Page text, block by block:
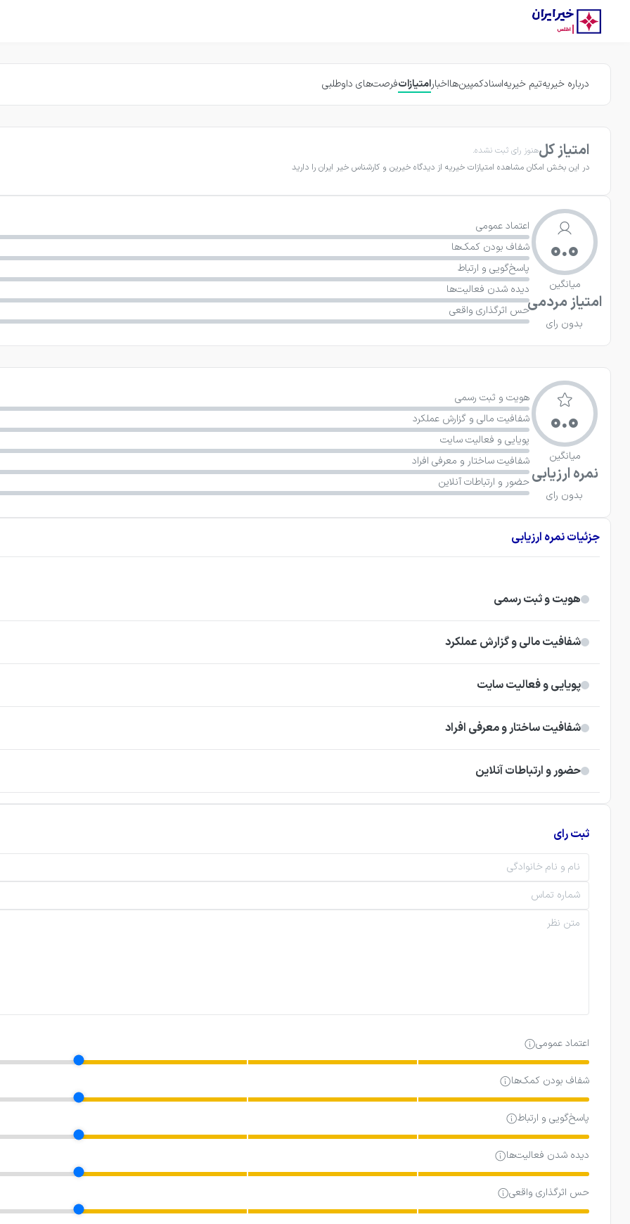
درباره خیریهتیم خیریهاسنادکمپین‌هااخبارامتیازاتفرصت‌های داوطلبی
امتیاز کلهنوز رای ثبت نشده.
در این بخش امکان مشاهده امتیازات خیریه از دیدگاه خیرین و کارشناس خیر ایران را دارید
0.0
میانگین
امتیاز مردمی
بدون رای
اعتماد عمومی
شفاف بودن کمک‌ها
پاسخ‌گویی و ارتباط
دیده شدن فعالیت‌ها
حس اثرگذاری واقعی
0.0
میانگین
نمره ارزیابی
بدون رای
هویت و ثبت رسمی
شفافیت مالی و گزارش عملکرد
پویایی و فعالیت سایت
شفافیت ساختار و معرفی افراد
حضور و ارتباطات آنلاین
جزئیات نمره ارزیابی
هویت و ثبت رسمی
شفافیت مالی و گزارش عملکرد
پویایی و فعالیت سایت
شفافیت ساختار و معرفی افراد
حضور و ارتباطات آنلاین
ثبت رای
اعتماد عمومی
شفاف بودن کمک‌ها
پاسخ‌گویی و ارتباط
دیده شدن فعالیت‌ها
حس اثرگذاری واقعی